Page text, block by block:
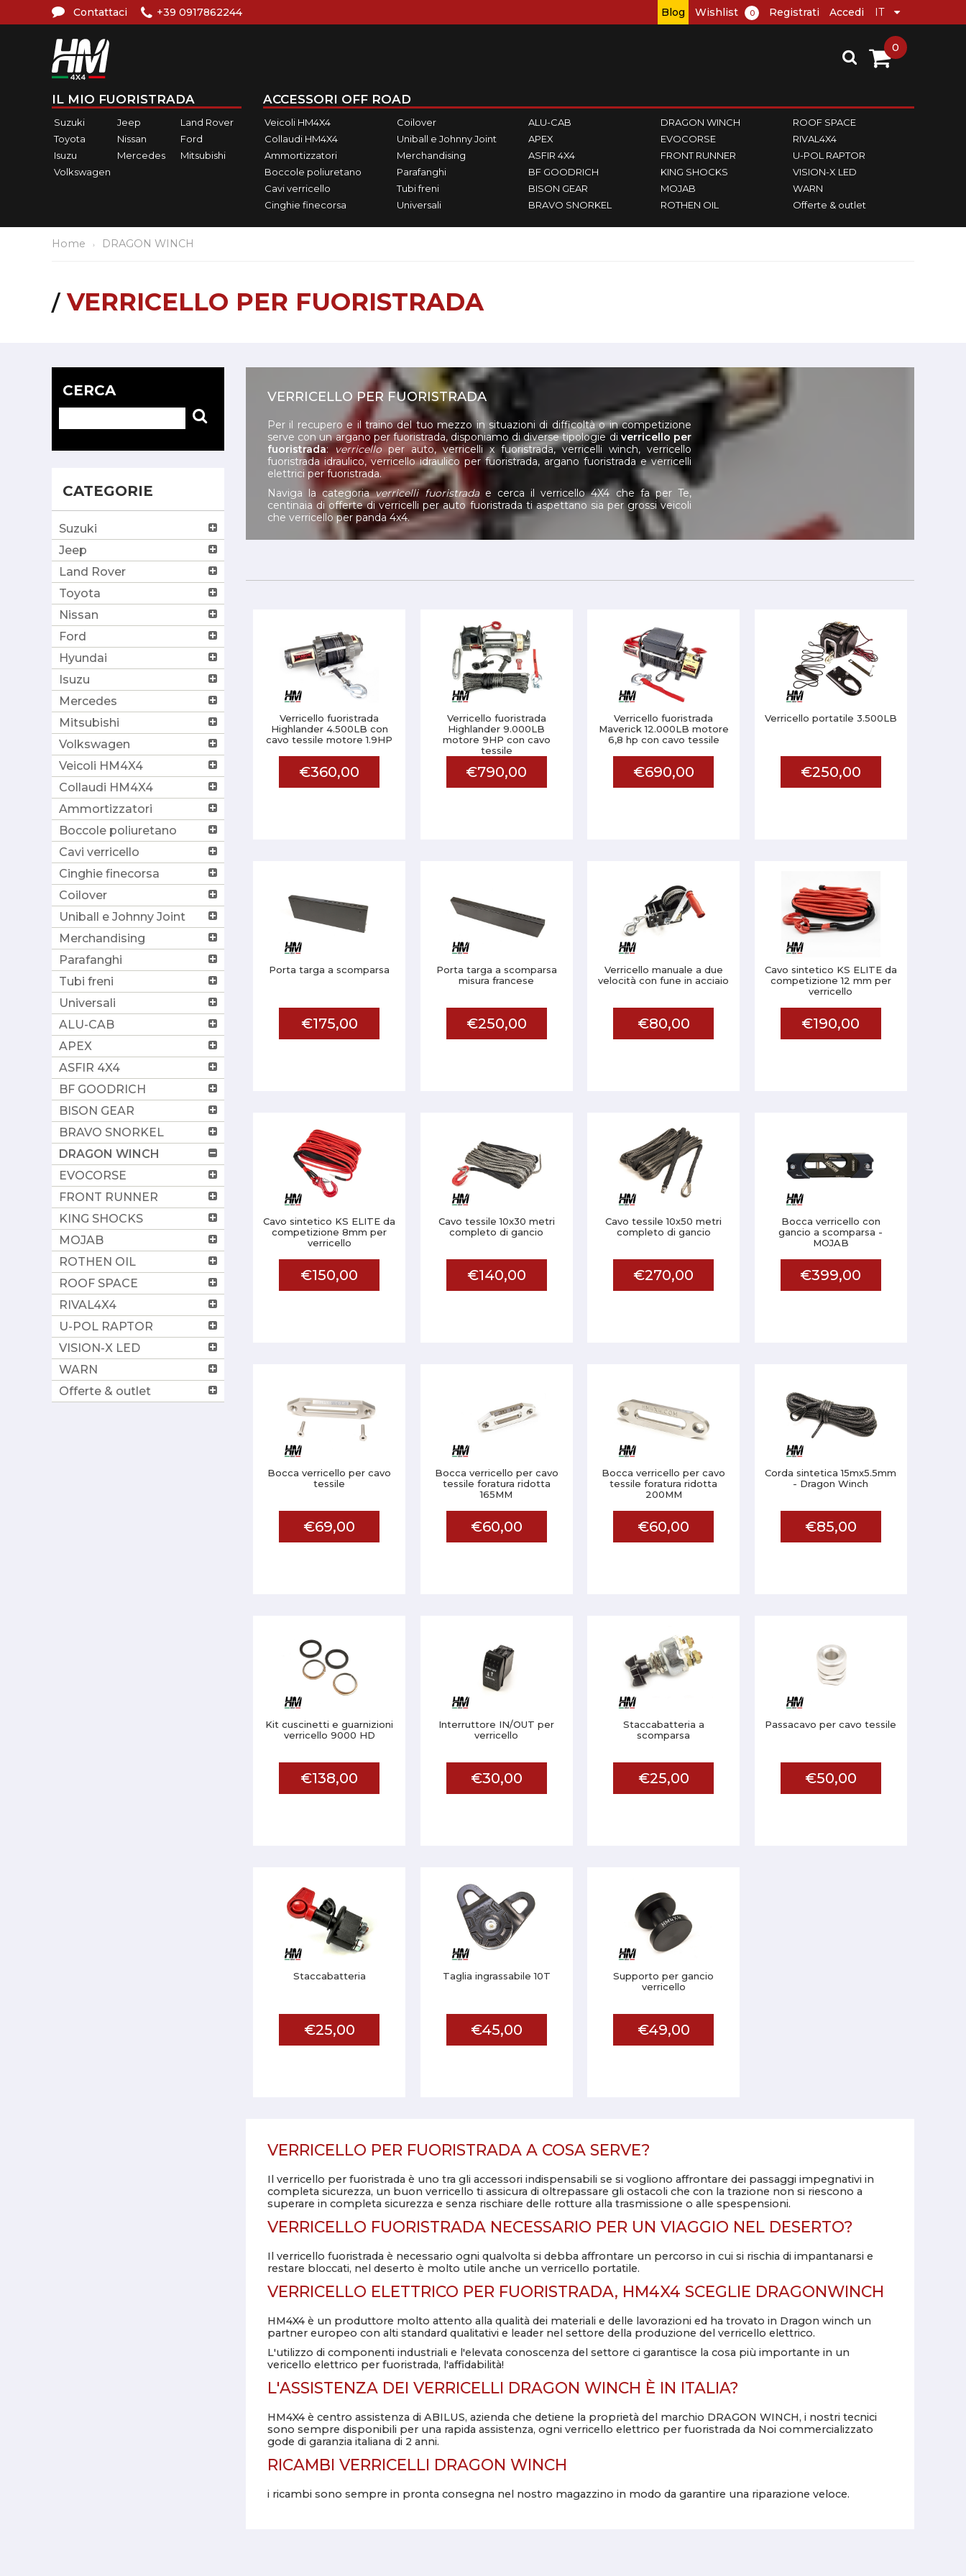
Contattaci +39 0917862244 Blog Wishlist 0 Registrati Accedi
IL MIO FUORISTRADA
Suzuki Jeep
Land Rover
Toyota
Nissan
Ford
Isuzu
Mercedes
Mitsubishi
Volkswagen
ACCESSORI OFF ROAD
Veicoli HM4X4
Collaudi HM4X4
Ammortizzatori
Boccole poliuretano
Cavi verricello
Cinghie finecorsa
Coilover
Uniball e Johnny Joint
Merchandising
Parafanghi
Tubi freni
Universali
ALU-CAB
APEX
ASFIR 4X4
BF GOODRICH
BISON GEAR
BRAVO SNORKEL
DRAGON WINCH
EVOCORSE
FRONT RUNNER
KING SHOCKS
MOJAB
ROTHEN OIL
ROOF SPACE
RIVAL4X4
U-POL RAPTOR
VISION-X LED
WARN
Offerte & outlet
0
Home DRAGON WINCH
VERRICELLO PER FUORISTRADA
CERCA
CATEGORIE
Suzuki
Jeep
Land Rover
Toyota
Nissan
Ford
Hyundai
Isuzu
Mercedes
Mitsubishi
Volkswagen
Veicoli HM4X4
Collaudi HM4X4
Ammortizzatori
Boccole poliuretano
Cavi verricello
Cinghie finecorsa
Coilover
Uniball e Johnny Joint
Merchandising
Parafanghi
Tubi freni
Universali
ALU-CAB
APEX
ASFIR 4X4
BF GOODRICH
BISON GEAR
BRAVO SNORKEL
DRAGON WINCH
EVOCORSE
FRONT RUNNER
KING SHOCKS
MOJAB
ROTHEN OIL
ROOF SPACE
RIVAL4X4
U-POL RAPTOR
VISION-X LED
WARN
Offerte & outlet
VERRICELLO PER FUORISTRADA
Per il recupero e il traino del tuo mezzo in situazioni di difficoltà o in competizione
serve con un argano per fuoristrada, disponiamo di diverse tipologie di verricello per
fuoristrada: verricelloper auto, verricelli x fuoristrada, verricelli winch, verricello
fuoristrada idraulico, verricello idraulico per fuoristrada, argano fuoristrada e verricelli
elettrici per fuoristrada.
Naviga la categoriaverricelli fuoristradae cerca il verricello 4X4 che fa per Te,
centinaia di offerte di verricelli per auto fuoristrada ti aspettano sia per grossi veicoli
che verricello per panda 4x4.
Verricello fuoristrada
Highlander 4.500LB con
cavo tessile motore 1.9HP
€360,00
Verricello fuoristrada
Highlander 9.000LB
motore 9HP con cavo
tessile
€790,00
Verricello fuoristrada
Maverick 12.000LB motore
6,8 hp con cavo tessile
€690,00
Verricello portatile 3.500LB
€250,00
Porta targa a scomparsa
€175,00
Porta targa a scomparsa
misura francese
€250,00
Verricello manuale a due
velocità con fune in acciaio
€80,00
Cavo sintetico KS ELITE da
competizione 12 mm per
verricello
€190,00
Cavo sintetico KS ELITE da
competizione 8mm per
verricello
€150,00
Cavo tessile 10x30 metri
completo di gancio
€140,00
Cavo tessile 10x50 metri
completo di gancio
€270,00
Bocca verricello con
gancio a scomparsa -
MOJAB
€399,00
Bocca verricello per cavo
tessile
€69,00
Bocca verricello per cavo
tessile foratura ridotta
165MM
€60,00
Bocca verricello per cavo
tessile foratura ridotta
200MM
€60,00
Corda sintetica 15mx5.5mm
- Dragon Winch
€85,00
Kit cuscinetti e guarnizioni
verricello 9000 HD
€138,00
Interruttore IN/OUT per
verricello
€30,00
Staccabatteria a
scomparsa
€25,00
Passacavo per cavo tessile
€50,00
Staccabatteria
€25,00
Taglia ingrassabile 10T
€45,00
Supporto per gancio
verricello
€49,00
VERRICELLO PER FUORISTRADA A COSA SERVE?
Il verricello per fuoristrada è uno tra gli accessori indispensabili se si vogliono affrontare dei passaggi impegnativi in
completa sicurezza, un buon verricello ti assicura di oltrepassare gli ostacoli che con la trazione non si riescono a
superare in completa sicurezza e senza rischiare delle rotture alla trasmissione o alle spespensioni.
VERRICELLO FUORISTRADA NECESSARIO PER UN VIAGGIO NEL DESERTO?
Il verricello fuoristrada è necessario ogni qualvolta si debba affrontare un percorso in cui si rischia di impantanarsi e
restare bloccati, nel deserto è molto utile anche un verricello portatile.
VERRICELLO ELETTRICO PER FUORISTRADA, HM4X4 SCEGLIE DRAGONWINCH
HM4X4 è un produttore molto attento alla qualità dei materiali e delle lavorazioni ed ha trovato in Dragon winch un
partner europeo con alti standard qualitativi e leader nel settore della produzione del verricello elettrico.
L'utilizzo di componenti industriali e l'elevata conoscenza del settore ci garantisce la cosa più importante in un
vericello elettrico per fuoristrada, l'affidabilità!
L'ASSISTENZA DEI VERRICELLI DRAGON WINCH È IN ITALIA?
HM4X4 è centro assistenza di ABILUS, azienda che detiene la proprietà del marchio DRAGON WINCH, i nostri tecnici
sono sempre disponibili per una rapida assistenza, ogni verricello elettrico per fuoristrada da Noi commercializzato
gode di garanzia italiana di 2 anni.
RICAMBI VERRICELLI DRAGON WINCH
i ricambi sono sempre in pronta consegna nel nostro magazzino in modo da garantire una riparazione veloce.